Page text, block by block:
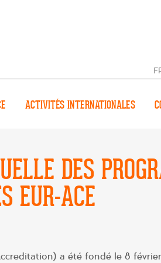
ACTIVITÉS INTERNATIONALES
DES
EUR-ACE
a été fondé le 8